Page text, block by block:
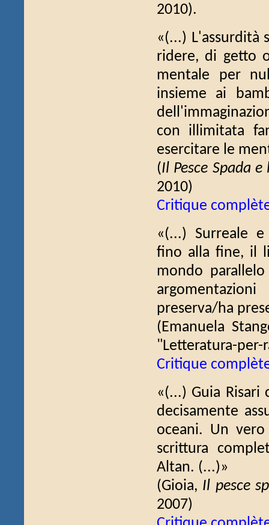
2010).
«(...) L'assurdità
ridere, di getto
mentale per
insieme ai
con illimitata
esercitare le
(Il Pesce Spada
2010)
Critique
«(...) Surreale
fino alla fine, il
mondo
preserva/ha
(Emanuela
"Letteratura-per-
Critique
«(...) Guia
decisamente
oceani. Un
scrittura
Altan. (...)»
(Gioia, Il pesce
2007)